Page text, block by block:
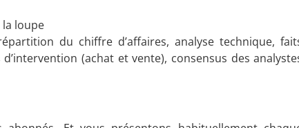
la loupe
du chiffre d’affaires, analyse technique,
(achat et vente), consensus des